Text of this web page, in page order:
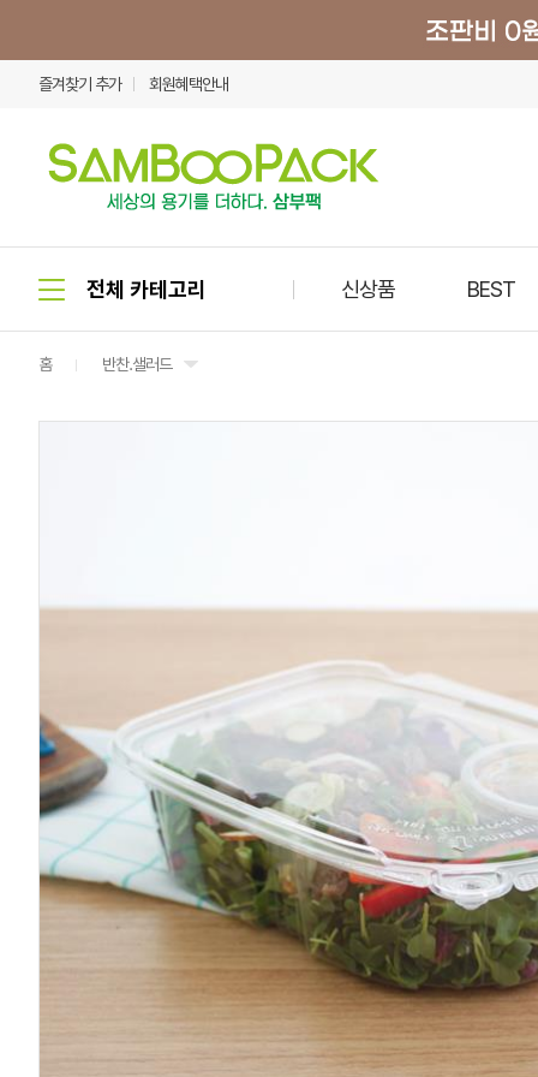
즐겨찾기 추가 회원혜택안내
신상품 BEST
홈 반찬.샐러드